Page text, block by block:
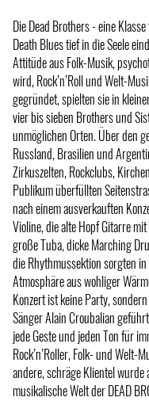
Die Dead Brothers - eine
Death Blues tief in die Seele
Attitüde aus Folk-Musik,
wird, Rock’n’Roll und Welt-
gegründet, spielten sie in
vier bis sieben Brothers und
unmöglichen Orten. Über den
Russland, Brasilien und
Zirkuszelten, Rockclubs,
Publikum überfüllten
nach einem ausverkauften
Violine, die alte Hopf Gitarre
große Tuba, dicke Marching
die Rhythmussektion sorgten
Atmosphäre aus wohliger
Konzert ist keine Party,
Sänger Alain Croubalian
jede Geste und jeden Ton für
Rock’n’Roller, Folk- und Welt-
andere, schräge Klientel
musikalische Welt der DEAD